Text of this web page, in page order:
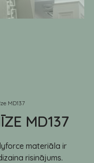
MD137
MD137
materiāla ir
risinājums.